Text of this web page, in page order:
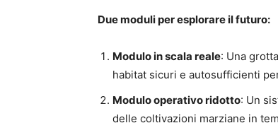
Due moduli per esplorare il futuro:
Modulo in scala reale: Una
habitat sicuri e autosufficienti
Modulo operativo ridotto: Un
delle coltivazioni marziane in